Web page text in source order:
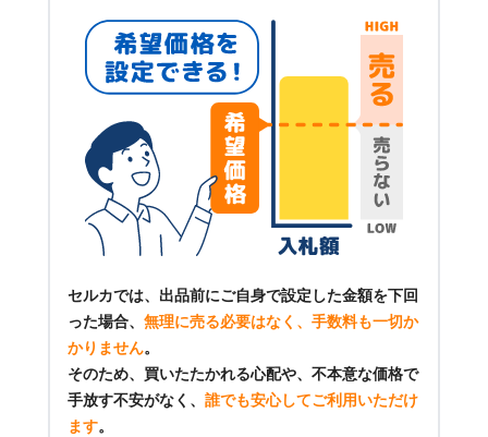
セルカでは、出品前にご自身で設定した金額を下回
った場合、 無理に売る必要はなく、手数料も一切か
かりません。
そのため、買いたたかれる心配や、不本意な価格で
手放す不安がなく、 誰でも安心してご利用いただけ
ます。